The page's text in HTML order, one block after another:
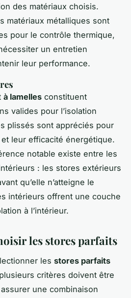
des matériaux choisis.
matériaux métalliques sont
pour le contrôle thermique,
un entretien
leur performance.
à lamelles constituent
valides pour l’isolation
plissés sont appréciés pour
leur efficacité énergétique.
notable existe entre les
: les stores extérieurs
qu’elle n’atteigne le
intérieurs offrent une couche
à l’intérieur.
les stores parfaits
les stores parfaits
critères doivent être
une combinaison